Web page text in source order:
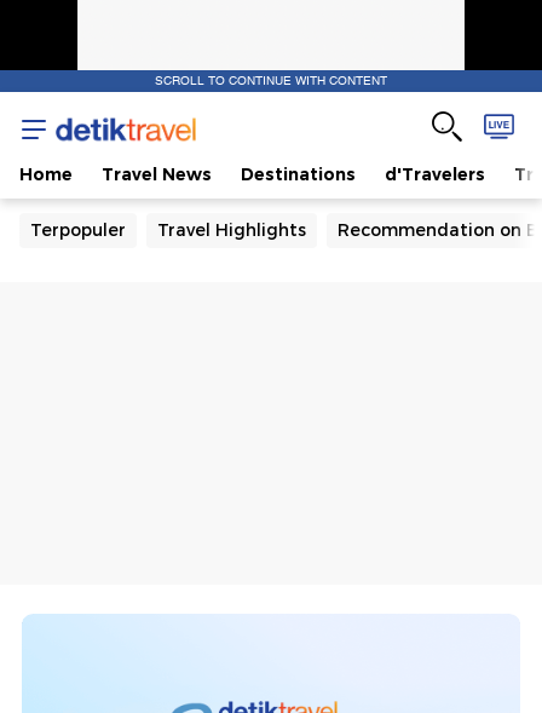
SCROLL TO CONTINUE WITH CONTENT
Home Travel News Destinations d'Travelers
Terpopuler Travel Highlights Recommendation on